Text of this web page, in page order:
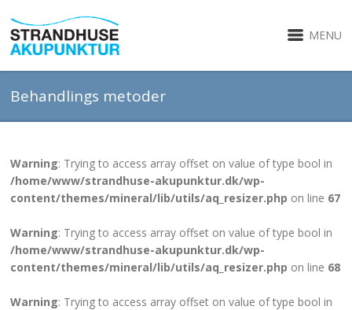
MENU
Behandlings metoder
Warning: Trying to access array offset on value of type bool in
/home/www/strandhuse-akupunktur.dk/wp-
content/themes/mineral/lib/utils/aq_resizer.php on line 67
Warning: Trying to access array offset on value of type bool in
/home/www/strandhuse-akupunktur.dk/wp-
content/themes/mineral/lib/utils/aq_resizer.php on line 68
Warning: Trying to access array offset on value of type bool in